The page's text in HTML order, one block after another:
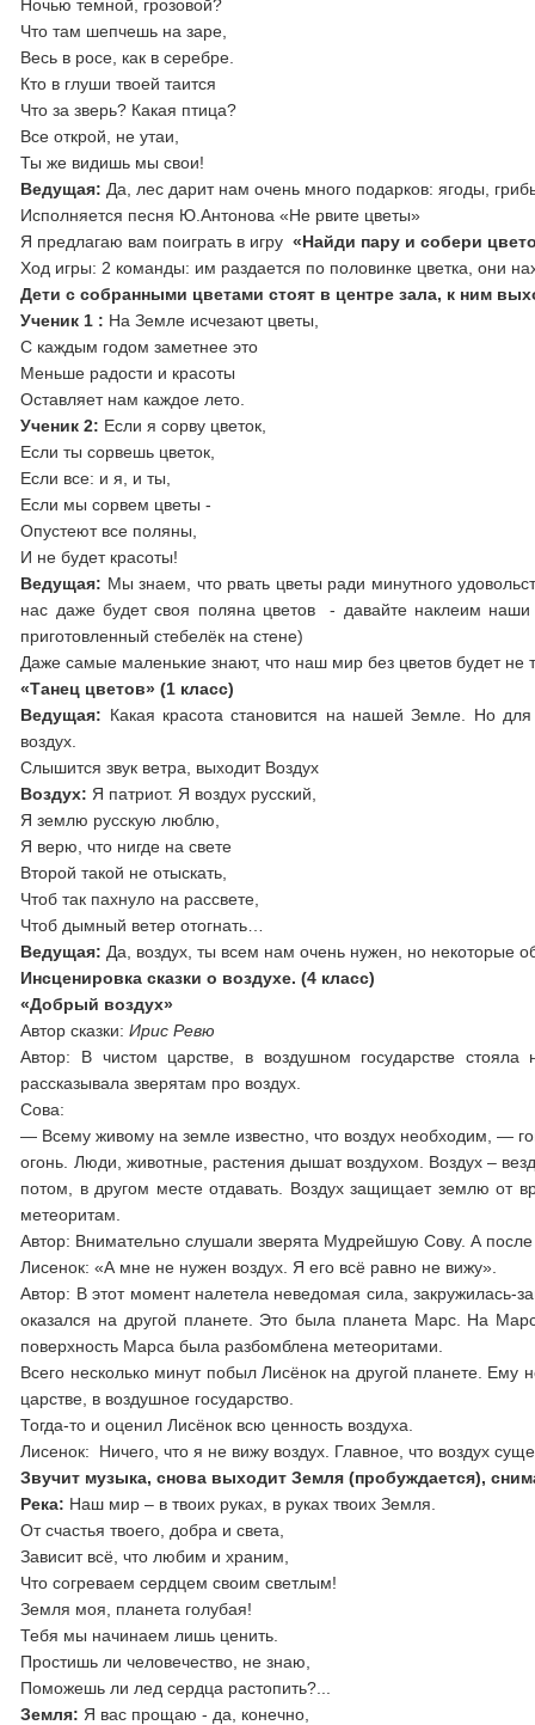
Ночью темной, грозовой?
Что там шепчешь на заре,
Весь в росе, как в серебре.
Кто в глуши твоей таится
Что за зверь? Какая птица?
Все открой, не утаи,
Ты же видишь мы свои!
Ведущая: Да, лес дарит нам очень много подарков: ягоды,
Исполняется песня Ю.Антонова «Не рвите цветы»
Я предлагаю вам поиграть в игру «Найди пару и собери
Ход игры: 2 команды: им раздается по половинке цветка, они
Дети с собранными цветами стоят в центре зала, к ним
Ученик 1 : На Земле исчезают цветы,
С каждым годом заметнее это
Меньше радости и красоты
Оставляет нам каждое лето.
Ученик 2: Если я сорву цветок,
Если ты сорвешь цветок,
Если все: и я, и ты,
Если мы сорвем цветы -
Опустеют все поляны,
И не будет красоты!
Ведущая: Мы знаем, что рвать цветы ради минутного
нас даже будет своя поляна цветов - давайте наклеим
приготовленный стебелёк на стене)
Даже самые маленькие знают, что наш мир без цветов будет не
«Танец цветов» (1 класс)
Ведущая: Какая красота становится на нашей Земле. Но
воздух.
Слышится звук ветра, выходит Воздух
Воздух: Я патриот. Я воздух русский,
Я землю русскую люблю,
Я верю, что нигде на свете
Второй такой не отыскать,
Чтоб так пахнуло на рассвете,
Чтоб дымный ветер отогнать…
Ведущая: Да, воздух, ты всем нам очень нужен, но некоторые
Инсценировка сказки о воздухе. (4 класс)
«Добрый воздух»
Автор сказки:Ирис Ревю
Автор: В чистом царстве, в воздушном государстве
рассказывала зверятам про воздух.
Сова:
— Всему живому на земле известно, что воздух необходим, —
огонь. Люди, животные, растения дышат воздухом. Воздух –
потом, в другом месте отдавать. Воздух защищает землю от
метеоритам.
Автор: Внимательно слушали зверята Мудрейшую Сову. А после
Лисенок: «А мне не нужен воздух. Я его всё равно не вижу».
Автор: В этот момент налетела неведомая сила, закружилась-
оказался на другой планете. Это была планета Марс. На
поверхность Марса была разбомблена метеоритами.
Всего несколько минут побыл Лисёнок на другой планете.
царстве, в воздушное государство.
Тогда-то и оценил Лисёнок всю ценность воздуха.
Лисенок: Ничего, что я не вижу воздух. Главное, что воздух
Звучит музыка, снова выходит Земля (пробуждается),
Река: Наш мир – в твоих руках, в руках твоих Земля.
От счастья твоего, добра и света,
Зависит всё, что любим и храним,
Что согреваем сердцем своим светлым!
Земля моя, планета голубая!
Тебя мы начинаем лишь ценить.
Простишь ли человечество, не знаю,
Поможешь ли лед сердца растопить?...
Земля: Я вас прощаю - да, конечно,